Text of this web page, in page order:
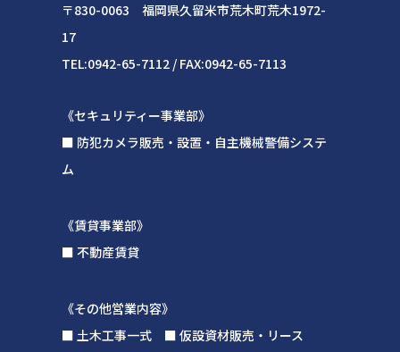
〒830-0063 福岡県久留米市荒木町荒木1972-
17
TEL:0942-65-7112 / FAX:0942-65-7113
《セキュリティー事業部》
■ 防犯カメラ販売・設置・自主機械警備システ
ム
《賃貸事業部》
■ 不動産賃貸
《その他営業内容》
■ 土木工事一式 ■ 仮設資材販売・リース